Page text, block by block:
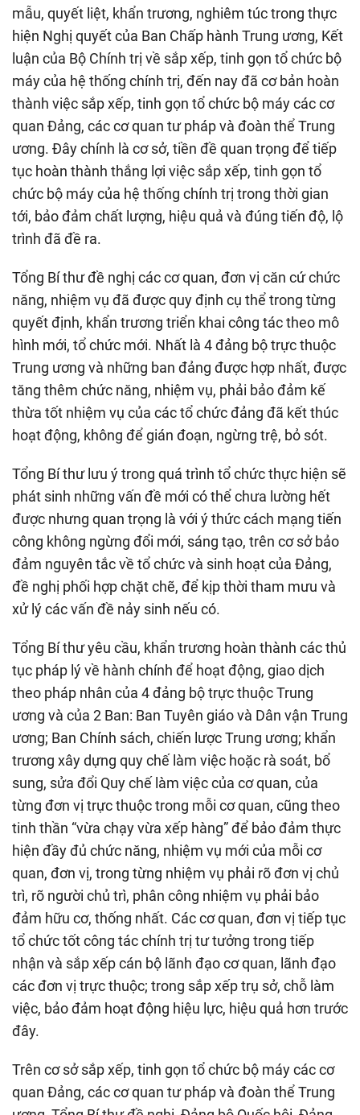
mẫu, quyết liệt, khẩn trương, nghiêm túc trong thực
hiện Nghị quyết của Ban Chấp hành Trung ương, Kết
luận của Bộ Chính trị về sắp xếp, tinh gọn tổ chức bộ
máy của hệ thống chính trị, đến nay đã cơ bản hoàn
thành việc sắp xếp, tinh gọn tổ chức bộ máy các cơ
quan Đảng, các cơ quan tư pháp và đoàn thể Trung
ương. Đây chính là cơ sở, tiền đề quan trọng để tiếp
tục hoàn thành thắng lợi việc sắp xếp, tinh gọn tổ
chức bộ máy của hệ thống chính trị trong thời gian
tới, bảo đảm chất lượng, hiệu quả và đúng tiến độ, lộ
trình đã đề ra.
Tổng Bí thư đề nghị các cơ quan, đơn vị căn cứ chức
năng, nhiệm vụ đã được quy định cụ thể trong từng
quyết định, khẩn trương triển khai công tác theo mô
hình mới, tổ chức mới. Nhất là 4 đảng bộ trực thuộc
Trung ương và những ban đảng được hợp nhất, được
tăng thêm chức năng, nhiệm vụ, phải bảo đảm kế
thừa tốt nhiệm vụ của các tổ chức đảng đã kết thúc
hoạt động, không để gián đoạn, ngừng trệ, bỏ sót.
Tổng Bí thư lưu ý trong quá trình tổ chức thực hiện sẽ
phát sinh những vấn đề mới có thể chưa lường hết
được nhưng quan trọng là với ý thức cách mạng tiến
công không ngừng đổi mới, sáng tạo, trên cơ sở bảo
đảm nguyên tắc về tổ chức và sinh hoạt của Đảng,
đề nghị phối hợp chặt chẽ, để kịp thời tham mưu và
xử lý các vấn đề nảy sinh nếu có.
Tổng Bí thư yêu cầu, khẩn trương hoàn thành các thủ
tục pháp lý về hành chính để hoạt động, giao dịch
theo pháp nhân của 4 đảng bộ trực thuộc Trung
ương và của 2 Ban: Ban Tuyên giáo và Dân vận Trung
ương; Ban Chính sách, chiến lược Trung ương; khẩn
trương xây dựng quy chế làm việc hoặc rà soát, bổ
sung, sửa đổi Quy chế làm việc của cơ quan, của
từng đơn vị trực thuộc trong mỗi cơ quan, cũng theo
tinh thần “vừa chạy vừa xếp hàng” để bảo đảm thực
hiện đầy đủ chức năng, nhiệm vụ mới của mỗi cơ
quan, đơn vị, trong từng nhiệm vụ phải rõ đơn vị chủ
trì, rõ người chủ trì, phân công nhiệm vụ phải bảo
đảm hữu cơ, thống nhất. Các cơ quan, đơn vị tiếp tục
tổ chức tốt công tác chính trị tư tưởng trong tiếp
nhận và sắp xếp cán bộ lãnh đạo cơ quan, lãnh đạo
các đơn vị trực thuộc; trong sắp xếp trụ sở, chỗ làm
việc, bảo đảm hoạt động hiệu lực, hiệu quả hơn trước
đây.
Trên cơ sở sắp xếp, tinh gọn tổ chức bộ máy các cơ
quan Đảng, các cơ quan tư pháp và đoàn thể Trung